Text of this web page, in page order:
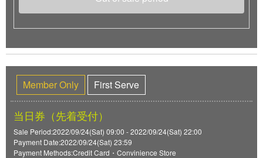
Member Only First Serve
当日券（先着受付）
Sale Period:2022/09/24(Sat) 09:00 - 2022/09/24(Sat) 22:00
Payment Date:2022/09/24(Sat) 23:59
Payment Methods:Credit Card・Convinience Store